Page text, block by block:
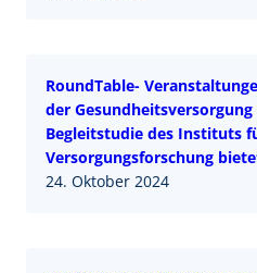
RoundTable-
der
Begleitstudie des Instituts
Versorgungsforschung
24. Oktober 2024